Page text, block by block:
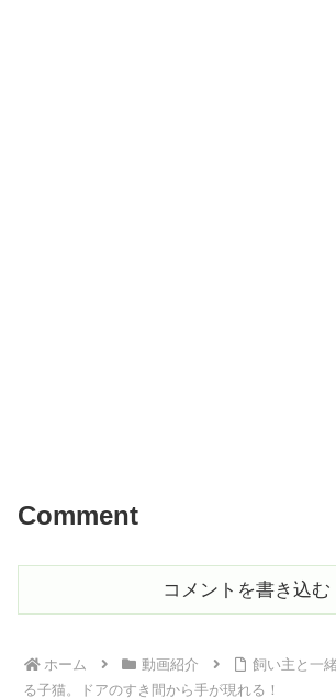
Comment
コメントを書き込む
ホーム 動画紹介
飼い主と一
る子猫。ドアのすき間から手が現れる！